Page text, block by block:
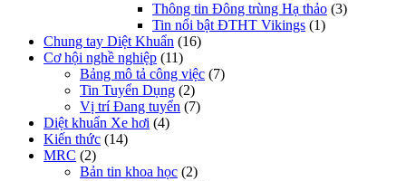
Thông tin Đông trùng Hạ thảo (3)
Tin nổi bật ĐTHT Vikings (1)
Chung tay Diệt Khuẩn (16)
Cơ hội nghề nghiệp (11)
Bảng mô tả công việc (7)
Tin Tuyển Dụng (2)
Vị trí Đang tuyển (7)
Diệt khuẩn Xe hơi (4)
Kiến thức (14)
MRC (2)
Bản tin khoa học (2)